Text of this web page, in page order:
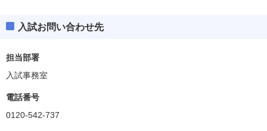
入試お問い合わせ先
担当部署
入試事務室
電話番号
0120-542-737